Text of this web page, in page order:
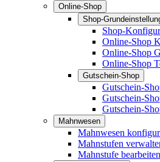
Online-Shop
Shop-
Shop-
Online-Shop
Online-Shop
Online-Shop
Gutschein-Shop
Gutschein-
Gutschein-
Gutschein-
Mahnwesen
Mahnwesen
Mahnstufen
Mahnstufe bearbeiten